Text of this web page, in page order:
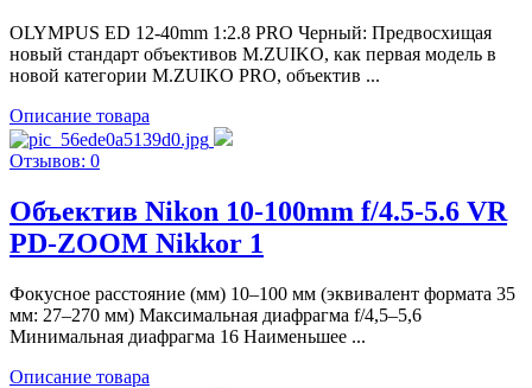
OLYMPUS ED 12-40mm 1:2.8 PRO Черный: Предвосхищая
новый стандарт объективов M.ZUIKO, как первая модель в
новой категории M.ZUIKO PRO, объектив ...
Описание товара
Отзывов: 0
Объектив Nikon 10-100mm f/4.5-5.6 VR
PD-ZOOM Nikkor 1
Фокусное расстояние (мм) 10–100 мм (эквивалент формата 35
мм: 27–270 мм) Максимальная диафрагма f/4,5–5,6
Минимальная диафрагма 16 Наименьшее ...
Описание товара